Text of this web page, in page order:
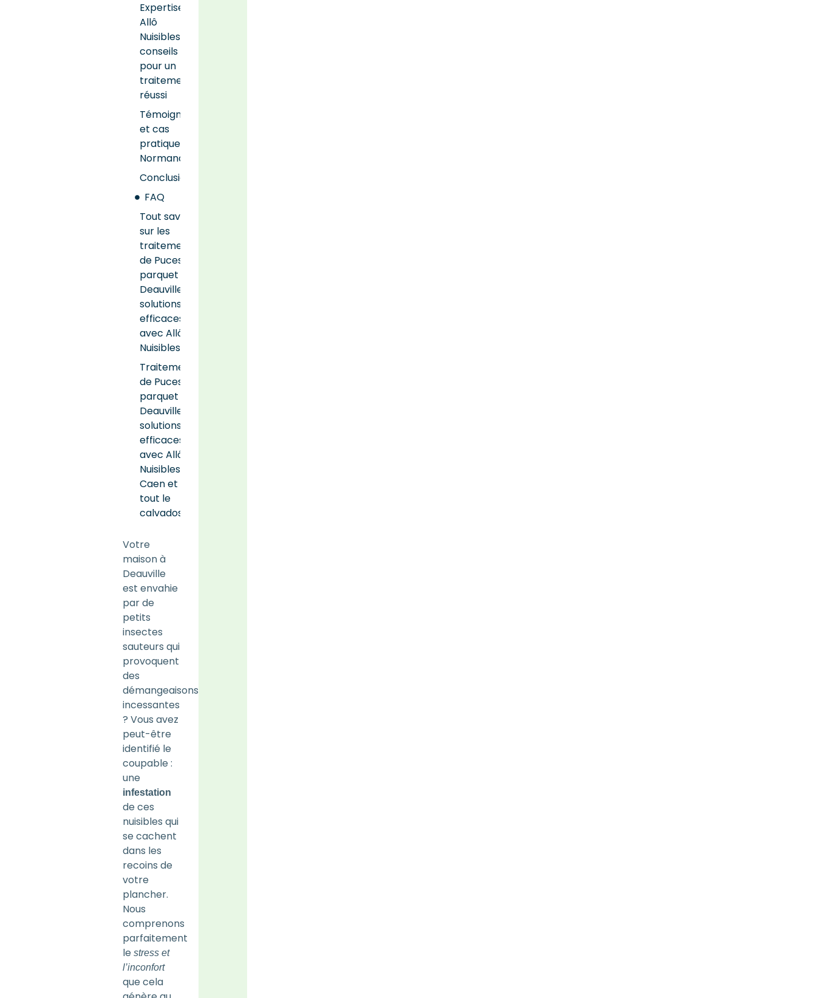
Expertise
Allô
Nuisibles :
conseils
pour un
traitement
réussi
Témoignages
et cas
pratiques en
Normandie
Conclusion
FAQ
Tout savoir
sur les
traitements
de Puces de
parquet
Deauville :
solutions
efficaces
avec Allô
Nuisibles
Traitements
de Puces de
parquet
Deauville :
solutions
efficaces
avec Allô
Nuisibles à
Caen et sur
tout le
calvados
Votre
maison à
Deauville
est envahie
par de
petits
insectes
sauteurs qui
provoquent
des
démangeaisons
incessantes
? Vous avez
peut-être
identifié le
coupable :
une
infestation
de ces
nuisibles qui
se cachent
dans les
recoins de
votre
plancher.
Nous
comprenons
parfaitement
le stress et
l’inconfort
que cela